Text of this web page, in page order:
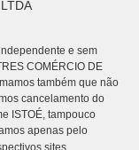
e sem
COMÉRCIO DE
também que não
cancelamento do
ISTOÉ, tampouco
apenas pelo
sites.